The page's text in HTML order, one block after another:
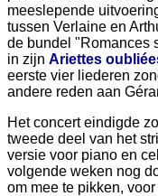
meeslepende
tussen Verlaine en
de bundel "Romances
in zijn Ariettes
eerste vier liederen
andere reden aan
Het concert eindigde
tweede deel van het
versie voor piano en
volgende weken nog
om mee te pikken,